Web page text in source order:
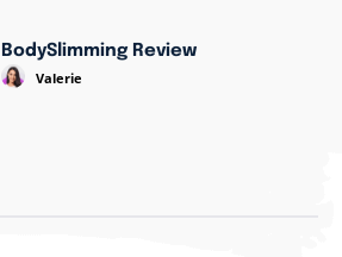
BodySlimming Review
Valerie